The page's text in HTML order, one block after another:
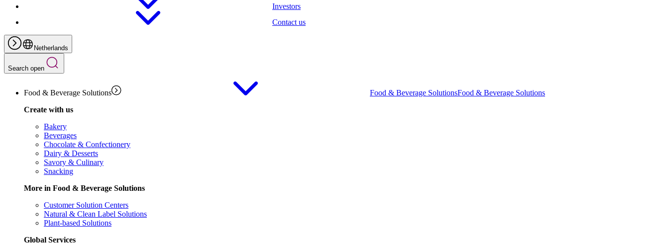
Investors
Contact us
Netherlands
Search open
Food & Beverage Solutions Food & Beverage SolutionsFood & Beverage Solutions
Create with us
Bakery
Beverages
Chocolate & Confectionery
Dairy & Desserts
Savory & Culinary
Snacking
More in Food & Beverage Solutions
Customer Solution Centers
Natural & Clean Label Solutions
Plant-based Solutions
Global Services